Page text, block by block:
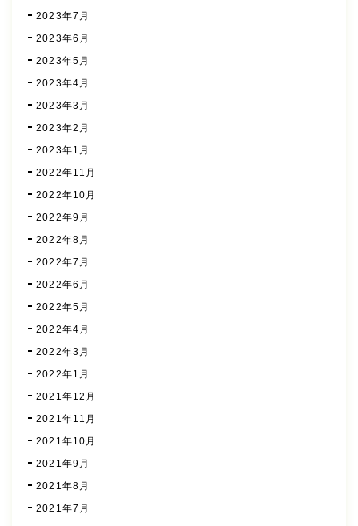
2023年7月
2023年6月
2023年5月
2023年4月
2023年3月
2023年2月
2023年1月
2022年11月
2022年10月
2022年9月
2022年8月
2022年7月
2022年6月
2022年5月
2022年4月
2022年3月
2022年1月
2021年12月
2021年11月
2021年10月
2021年9月
2021年8月
2021年7月